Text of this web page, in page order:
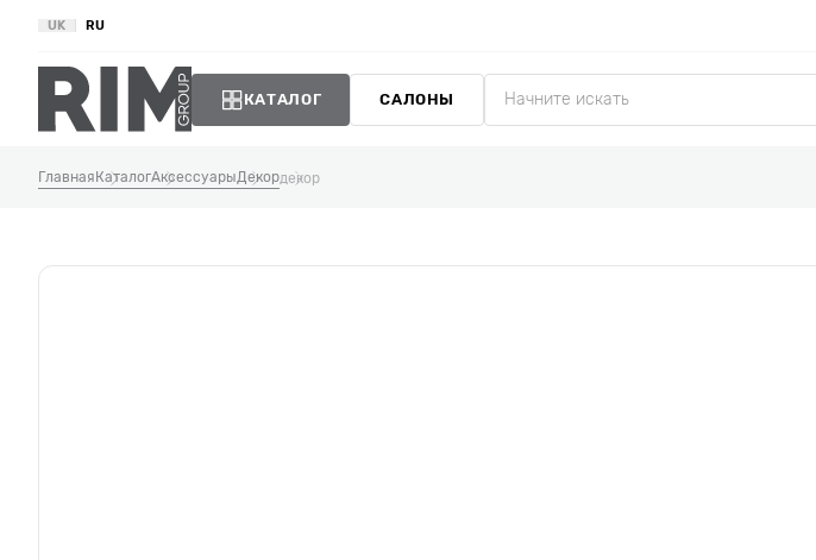
UK RU
КАТАЛОГ САЛОНЫ
Главная КаталогАксессуарыДекордекор